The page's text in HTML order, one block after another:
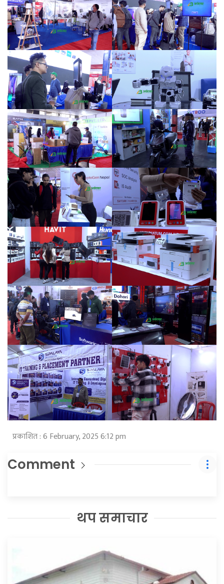
प्रकाशित : 6 February, 2025 6:12 pm
Comment
थप समाचार